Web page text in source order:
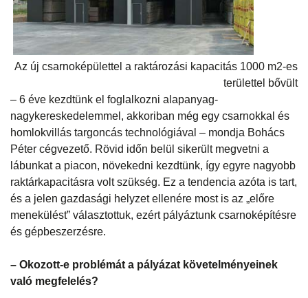
Az új csarnoképülettel a raktározási kapacitás 1000 m2-es
területtel bővült
– 6 éve kezdtünk el foglalkozni alapanyag-
nagykereskedelemmel, akkoriban még egy csarnokkal és
homlokvillás targoncás technológiával – mondja Bohács
Péter cégvezető. Rövid időn belül sikerült megvetni a
lábunkat a piacon, növekedni kezdtünk, így egyre nagyobb
raktárkapacitásra volt szükség. Ez a tendencia azóta is tart,
és a jelen gazdasági helyzet ellenére most is az „előre
menekülést” választottuk, ezért pályáztunk csarnoképítésre
és gépbeszerzésre.
– Okozott-e problémát a pályázat követelményeinek
való megfelelés?